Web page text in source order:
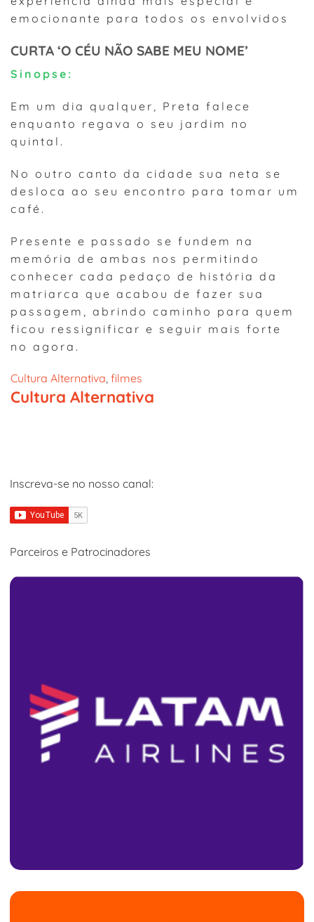
emocionante para todos os envolvidos
CURTA ‘O CÉU NÃO SABE MEU NOME’
Sinopse:
Em um dia qualquer, Preta falece
enquanto regava o seu jardim no
quintal.
No outro canto da cidade sua neta se
desloca ao seu encontro para tomar um
café.
Presente e passado se fundem na
memória de ambas nos permitindo
conhecer cada pedaço de história da
matriarca que acabou de fazer sua
passagem, abrindo caminho para quem
ficou ressignificar e seguir mais forte
no agora.
Cultura Alternativa, filmes
Cultura Alternativa
Inscreva-se no nosso canal:
Parceiros e Patrocinadores